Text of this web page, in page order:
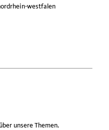
westfalen
unsere Themen.